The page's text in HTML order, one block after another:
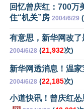
回忆曾庆红：700万
住“机关”房 2004/6/29 (
有意思，新华网改
2004/6/28 (21,932次)
新华网透消息！温
2004/6/28 (22,185次)
小道快讯！曾庆红